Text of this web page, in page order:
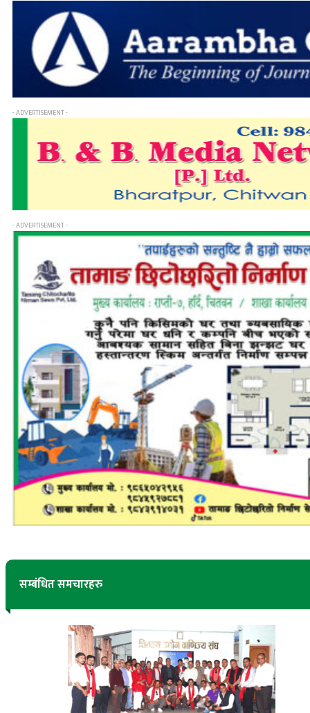
- ADVERTISEMENT -
- ADVERTISEMENT -
सम्बंधित समचारहरु